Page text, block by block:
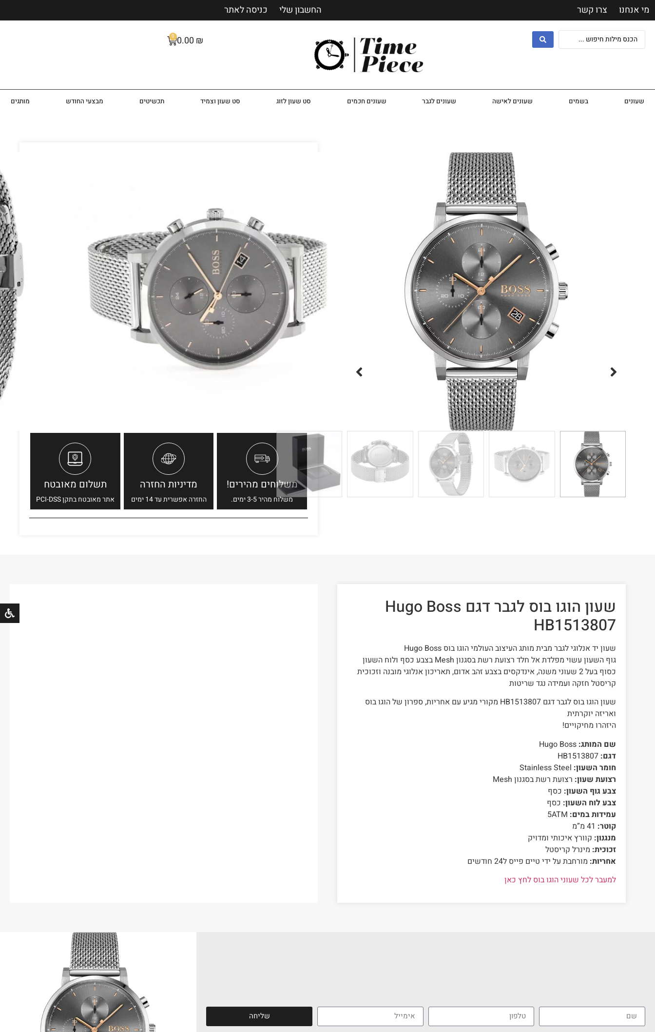
מי אנחנו צרו קשר החשבון שלי כניסה לאתר
0.00 ₪
0
שעונים בשמים שעונים לאישה שעונים לגבר שעונים חכמים סט שעון לזוג סט שעון וצמיד תכשיטים מבצעי החודש מותגים
שעון יד אנלוגי לגבר מבית מותג העיצוב העולמי הוגו בוס Hugo Boss
גוף השעון עשוי מפלדת אל חלד רצועת רשת בסגנון Mesh בצבע כסף ולוח השעון כסוף
בעל 2 שעוני משנה, אינדקסים בצבע זהב אדום, תאריכון אנלוגי מובנה וזכוכית קריסטל
חזקה ועמידה נגד שריטות
שעון הוגו בוס לגבר דגם HB1513807 מקורי מגיע עם אחריות, ספרון של הוגו בוס ואריזה
יוקרתית
היזהרו מחיקויים!
משלוחים מהירים!
משלוח מהיר 3-5 ימים.
מדיניות החזרה
החזרה אפשרית עד 14 ימים
תשלום מאובטח
אתר מאובטח בתקן PCI-DSS
שעון הוגו בוס לגבר דגם Hugo Boss
HB1513807
שעון יד אנלוגי לגבר מבית מותג העיצוב העולמי הוגו בוס Hugo Boss
גוף השעון עשוי מפלדת אל חלד רצועת רשת בסגנון Mesh בצבע כסף ולוח השעון
כסוף בעל 2 שעוני משנה, אינדקסים בצבע זהב אדום, תאריכון אנלוגי מובנה וזכוכית
קריסטל חזקה ועמידה נגד שריטות
שעון הוגו בוס לגבר דגם HB1513807 מקורי מגיע עם אחריות, ספרון של הוגו בוס
ואריזה יוקרתית
היזהרו מחיקויים!
שם המותג:
דגם:
חומר השעון:
רצועת שעון: רצועת רשת בסגנון Mesh
צבע גוף השעון: כסף
צבע לוח השעון: כסף
עמידות במים:
קוטר:
מנגנון: קוורץ איכותי ומדויק
זכוכית: מינרל קריסטל
אחריות: מורחבת על ידי טיים פייס ל24 חודשים
למעבר לכל שעוני הוגו בוס לחץ כאן
שליחה